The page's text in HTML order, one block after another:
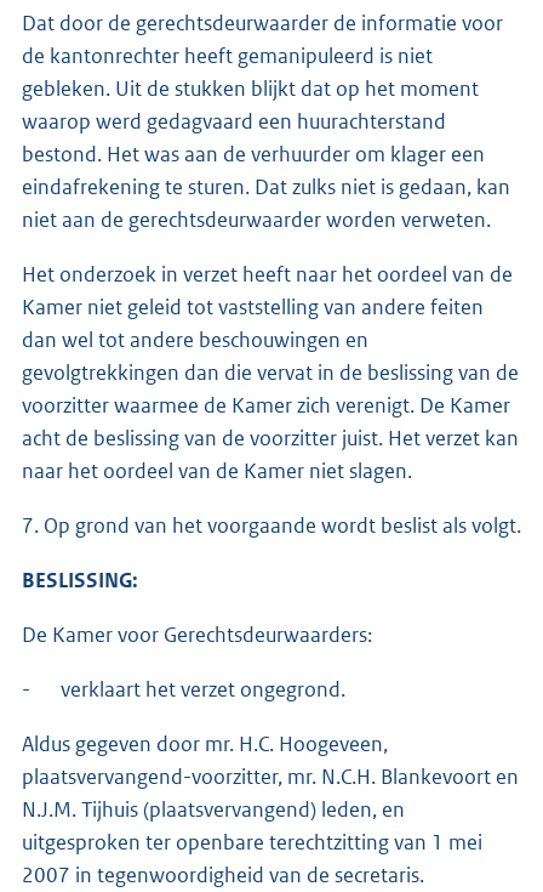
Dat door de gerechtsdeurwaarder de informatie voor
de kantonrechter heeft gemanipuleerd is niet
gebleken. Uit de stukken blijkt dat op het moment
waarop werd gedagvaard een huurachterstand
bestond. Het was aan de verhuurder om klager een
eindafrekening te sturen. Dat zulks niet is gedaan, kan
niet aan de gerechtsdeurwaarder worden verweten.
Het onderzoek in verzet heeft naar het oordeel van de
Kamer niet geleid tot vaststelling van andere feiten
dan wel tot andere beschouwingen en
gevolgtrekkingen dan die vervat in de beslissing van de
voorzitter waarmee de Kamer zich verenigt. De Kamer
acht de beslissing van de voorzitter juist. Het verzet kan
naar het oordeel van de Kamer niet slagen.
7. Op grond van het voorgaande wordt beslist als volgt.
BESLISSING:
De Kamer voor Gerechtsdeurwaarders:
- verklaart het verzet ongegrond.
Aldus gegeven door mr. H.C. Hoogeveen,
plaatsvervangend-voorzitter, mr. N.C.H. Blankevoort en
N.J.M. Tijhuis (plaatsvervangend) leden, en
uitgesproken ter openbare terechtzitting van 1 mei
2007 in tegenwoordigheid van de secretaris.